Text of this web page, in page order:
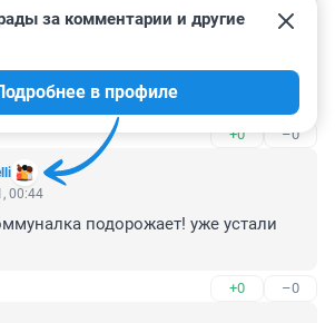
10:57
традиционно расти как
вопрос нашей доблестной
+0 –0
за комментарии и другие
в профиле
00:44
подорожает! уже устали
+0 –0